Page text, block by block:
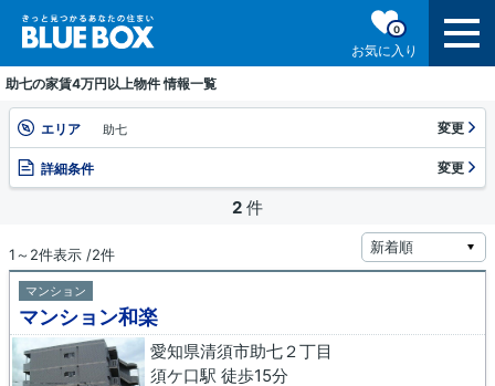
お気に入り
0
助七の家賃4万円以上物件 情報一覧
エリア 助七 変更
詳細条件 変更
2 件
1～2件表示 /2件
マンション
マンション和楽
愛知県清須市助七２丁目
須ケ口駅 徒歩15分